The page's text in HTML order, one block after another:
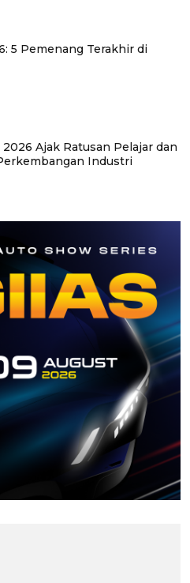
5 Pemenang Terakhir di
Ajak Ratusan Pelajar dan
Industri